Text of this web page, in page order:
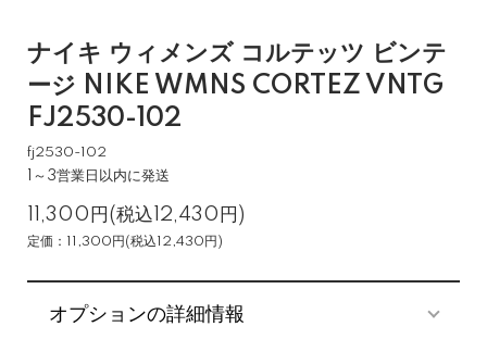
ナイキ ウィメンズ コルテッツ ビンテ
ージ NIKE WMNS CORTEZ VNTG
FJ2530-102
fj2530-102
1～3営業日以内に発送
11,300円(税込12,430円)
定価：11,300円(税込12,430円)
オプションの詳細情報